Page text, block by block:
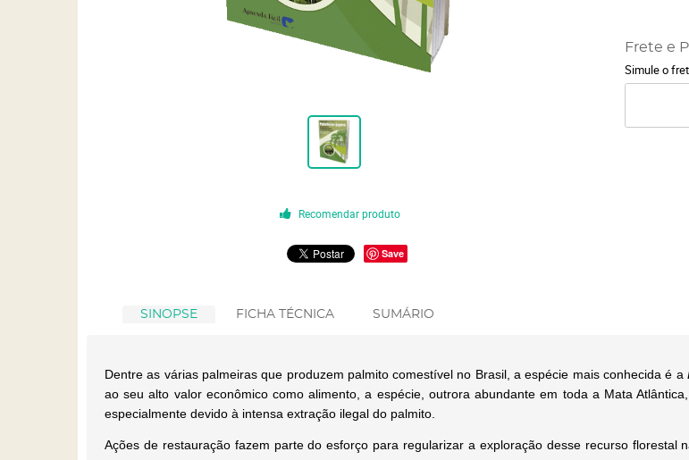
Recomendar produto
Save
Frete e
Simule o
SINOPSE FICHA TÉCNICA SUMÁRIO
Dentre as várias palmeiras que produzem palmito comestível no Brasil, a espécie mais conhecida é a
ao seu alto valor econômico como alimento, a espécie, outrora abundante em toda a Mata
especialmente devido à intensa extração ilegal do palmito.
Ações de restauração fazem parte do esforço para regularizar a exploração desse recurso